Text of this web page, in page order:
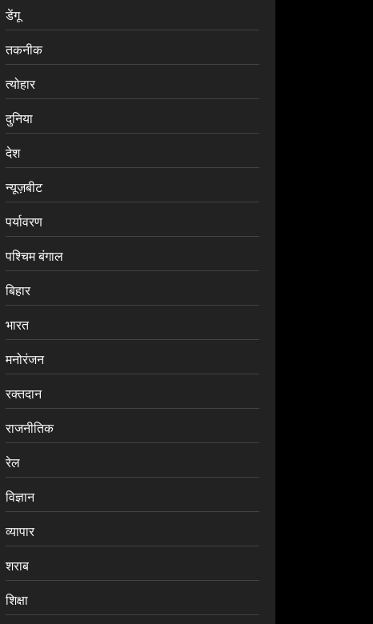
डेंगू
तकनीक
त्योहार
दुनिया
देश
न्यूज़बीट
पर्यावरण
पश्चिम बंगाल
बिहार
भारत
मनोरंजन
रक्तदान
राजनीतिक
रेल
विज्ञान
व्यापार
शराब
शिक्षा